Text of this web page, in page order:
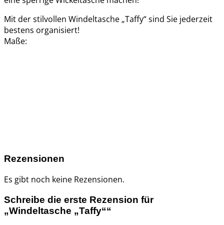
Mit der stilvollen Windeltasche „Taffy“ sind Sie jederzeit
bestens organisiert!
Maße:
Rezensionen
Es gibt noch keine Rezensionen.
Schreibe die erste Rezension für
„Windeltasche „Taffy““